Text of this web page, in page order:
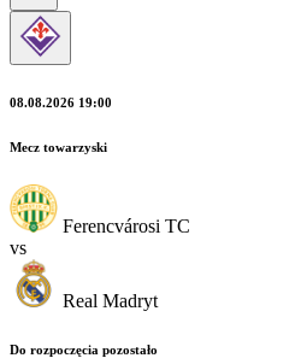
08.08.2026 19:00
Mecz towarzyski
Ferencvárosi TC
vs
Real Madryt
Do rozpoczęcia pozostało